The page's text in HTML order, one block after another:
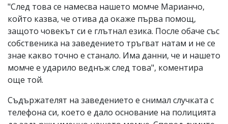
"След това се намесва нашето момче Марианчо,
който казва, че отива да окаже първа помощ,
защото човекът си е глътнал езика. После обаче със
собственика на заведението тръгват натам и не се
знае какво точно е станало. Има данни, че и нашето
момче е ударило веднъж след това", коментира
още той.
Съдържателят на заведението е снимал случката с
телефона си, което е дало основание на полицията